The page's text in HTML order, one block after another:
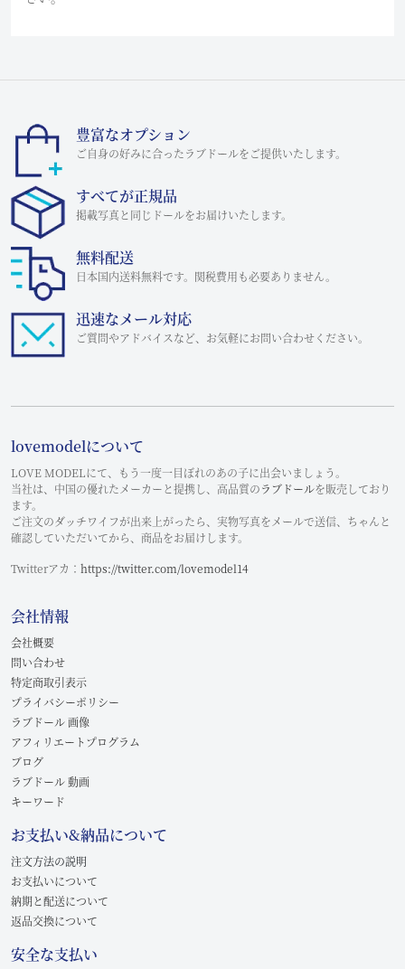
豊富なオプション
ご自身の好みに合ったラブドールをご提供いたします。
すべてが正規品
掲載写真と同じドールをお届けいたします。
無料配送
日本国内送料無料です。関税費用も必要ありません。
迅速なメール対応
ご質問やアドバイスなど、お気軽にお問い合わせください。
lovemodelについて
LOVE MODELにて、もう一度一目ぼれのあの子に出会いましょう。
当社は、中国の優れたメーカーと提携し、高品質のラブドールを販売しており
ます。
ご注文のダッチワイフが出来上がったら、実物写真をメールで送信、ちゃんと
確認していただいてから、商品をお届けします。
Twitterアカ： https://twitter.com/lovemodel14
会社情報
会社概要
問い合わせ
特定商取引表示
プライバシーポリシー
ラブドール 画像
アフィリエートプログラム
ブログ
ラブドール 動画
キーワード
お支払い&納品について
注文方法の説明
お支払いについて
納期と配送について
返品交換について
安全な支払い